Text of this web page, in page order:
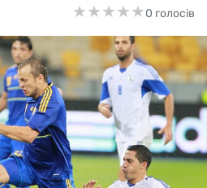
★★★★★
★★★★★0 голосів